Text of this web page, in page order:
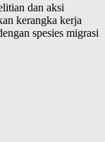
dan aksi
kerangka kerja
spesies migrasi